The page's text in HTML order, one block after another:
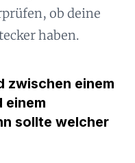
ob deine
haben.
zwischen einem
einem
sollte welcher